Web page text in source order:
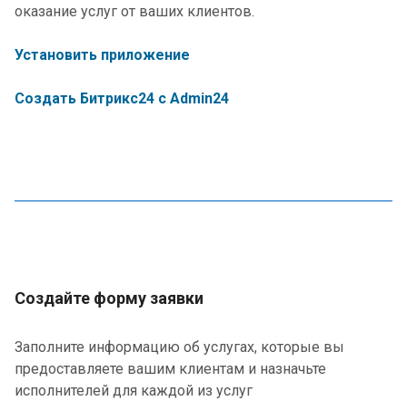
оказание услуг от ваших клиентов.
Установить приложение
Создать Битрикс24 с Admin24
Создайте форму заявки
Заполните информацию об услугах, которые вы
предоставляете вашим клиентам и назначьте
исполнителей для каждой из услуг